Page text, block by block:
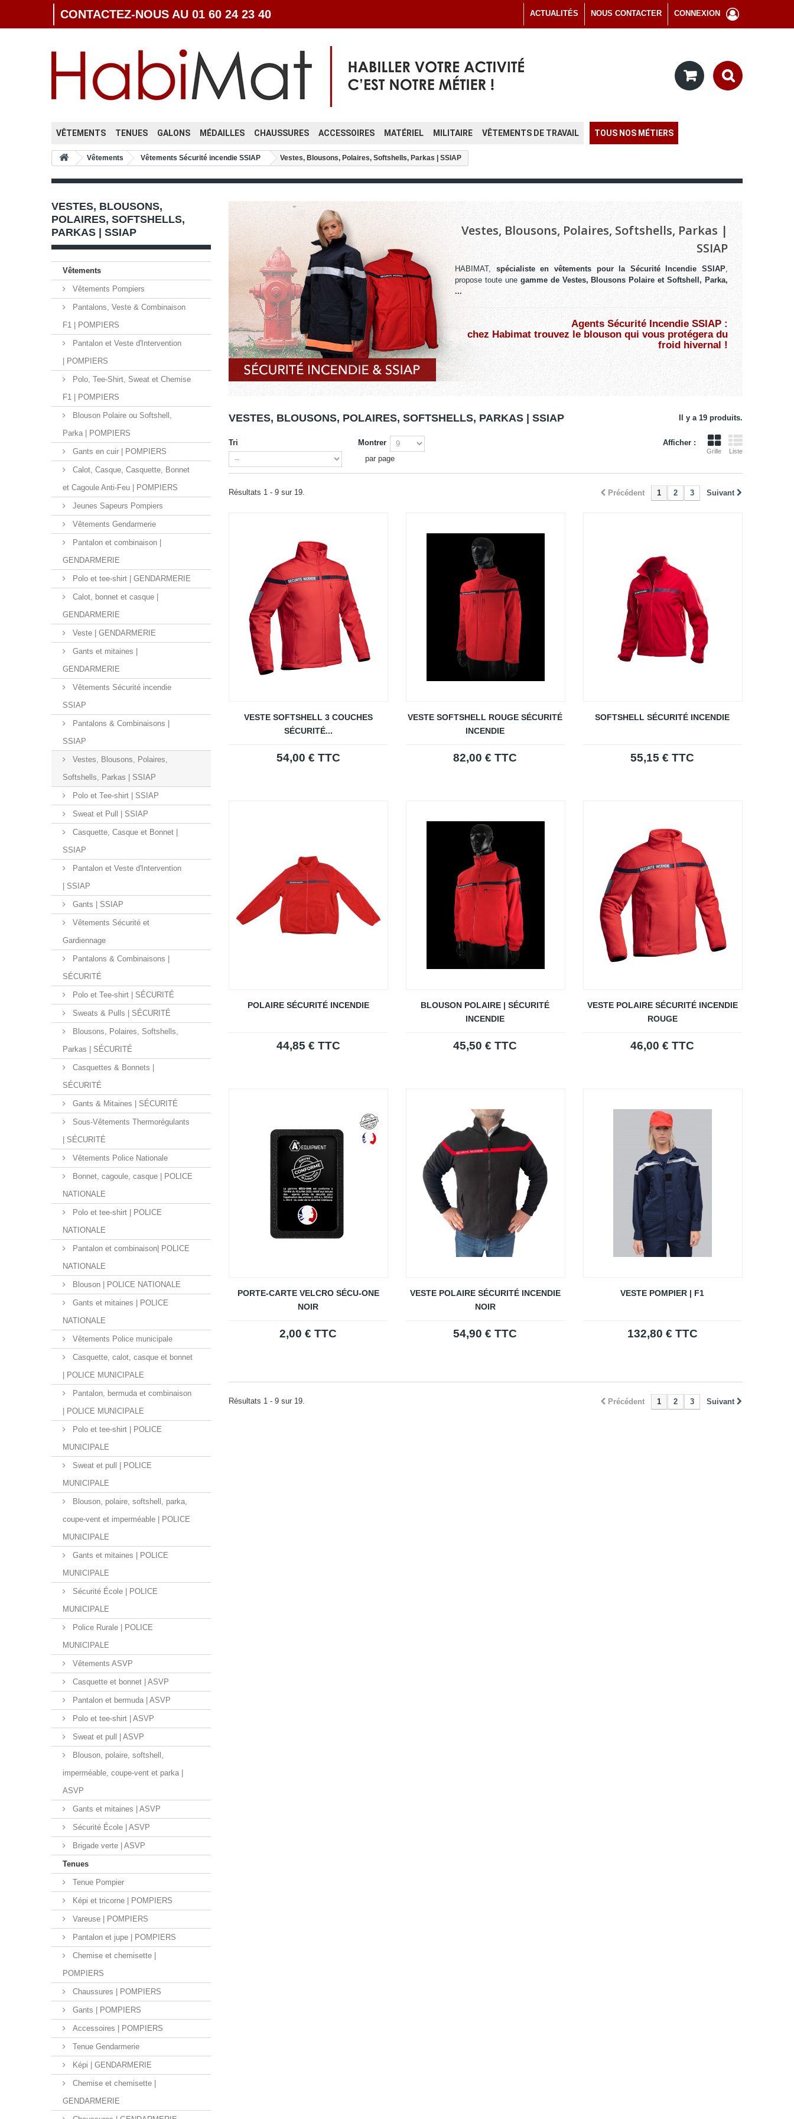
CONNEXION
NOUS CONTACTER
ACTUALITÉS
CONTACTEZ-NOUS AU 01 60 24 23 40
VÊTEMENTS TENUES GALONS MÉDAILLES CHAUSSURES ACCESSOIRES MATÉRIEL MILITAIRE VÊTEMENTS DE TRAVAIL TOUS NOS MÉTIERS
Vêtements Vêtements Sécurité incendie SSIAP Vestes, Blousons, Polaires, Softshells, Parkas | SSIAP
VESTES, BLOUSONS,
POLAIRES, SOFTSHELLS,
PARKAS | SSIAP
Vêtements
Vêtements Pompiers
Pantalons, Veste & Combinaison
F1 | POMPIERS
Pantalon et Veste d'Intervention
| POMPIERS
Polo, Tee-Shirt, Sweat et Chemise
F1 | POMPIERS
Blouson Polaire ou Softshell,
Parka | POMPIERS
Gants en cuir | POMPIERS
Calot, Casque, Casquette, Bonnet
et Cagoule Anti-Feu | POMPIERS
Jeunes Sapeurs Pompiers
Vêtements Gendarmerie
Pantalon et combinaison |
GENDARMERIE
Polo et tee-shirt | GENDARMERIE
Calot, bonnet et casque |
GENDARMERIE
Veste | GENDARMERIE
Gants et mitaines |
GENDARMERIE
Vêtements Sécurité incendie
SSIAP
Pantalons & Combinaisons |
SSIAP
Vestes, Blousons, Polaires,
Softshells, Parkas | SSIAP
Polo et Tee-shirt | SSIAP
Sweat et Pull | SSIAP
Casquette, Casque et Bonnet |
SSIAP
Pantalon et Veste d'Intervention
| SSIAP
Gants | SSIAP
Vêtements Sécurité et
Gardiennage
Pantalons & Combinaisons |
SÉCURITÉ
Polo et Tee-shirt | SÉCURITÉ
Sweats & Pulls | SÉCURITÉ
Blousons, Polaires, Softshells,
Parkas | SÉCURITÉ
Casquettes & Bonnets |
SÉCURITÉ
Gants & Mitaines | SÉCURITÉ
Sous-Vêtements Thermorégulants
| SÉCURITÉ
Vêtements Police Nationale
Bonnet, cagoule, casque | POLICE
NATIONALE
Polo et tee-shirt | POLICE
NATIONALE
Pantalon et combinaison| POLICE
NATIONALE
Blouson | POLICE NATIONALE
Gants et mitaines | POLICE
NATIONALE
Vêtements Police municipale
Casquette, calot, casque et bonnet
| POLICE MUNICIPALE
Pantalon, bermuda et combinaison
| POLICE MUNICIPALE
Polo et tee-shirt | POLICE
MUNICIPALE
Sweat et pull | POLICE
MUNICIPALE
Blouson, polaire, softshell, parka,
coupe-vent et imperméable | POLICE
MUNICIPALE
Gants et mitaines | POLICE
MUNICIPALE
Sécurité École | POLICE
MUNICIPALE
Police Rurale | POLICE
MUNICIPALE
Vêtements ASVP
Casquette et bonnet | ASVP
Pantalon et bermuda | ASVP
Polo et tee-shirt | ASVP
Sweat et pull | ASVP
Blouson, polaire, softshell,
imperméable, coupe-vent et parka |
ASVP
Gants et mitaines | ASVP
Sécurité École | ASVP
Brigade verte | ASVP
Tenues
Tenue Pompier
Képi et tricorne | POMPIERS
Vareuse | POMPIERS
Pantalon et jupe | POMPIERS
Chemise et chemisette |
POMPIERS
Chaussures | POMPIERS
Gants | POMPIERS
Accessoires | POMPIERS
Tenue Gendarmerie
Képi | GENDARMERIE
Chemise et chemisette |
GENDARMERIE
Vestes, Blousons, Polaires, Softshells, Parkas |
SSIAP
HABIMAT, spécialiste en vêtements pour la Sécurité Incendie SSIAP,
propose toute une gamme de Vestes, Blousons Polaire et Softshell, Parka,
...
Agents Sécurité Incendie SSIAP :
chez Habimat trouvez le blouson qui vous protégera du
froid hivernal !
VESTES, BLOUSONS, POLAIRES, SOFTSHELLS, PARKAS | SSIAP Il y a 19 produits.
Afficher :
Grille Liste
Tri
Montrer
par page
Précédent 1 2 3 Suivant
Résultats 1 - 9 sur 19.
VESTE SOFTSHELL 3 COUCHES
SÉCURITÉ...
54,00 € TTC
VESTE SOFTSHELL ROUGE SÉCURITÉ
INCENDIE
82,00 € TTC
SOFTSHELL SÉCURITÉ INCENDIE
55,15 € TTC
POLAIRE SÉCURITÉ INCENDIE
44,85 € TTC
BLOUSON POLAIRE | SÉCURITÉ
INCENDIE
45,50 € TTC
VESTE POLAIRE SÉCURITÉ INCENDIE
ROUGE
46,00 € TTC
PORTE-CARTE VELCRO SÉCU-ONE
NOIR
2,00 € TTC
VESTE POLAIRE SÉCURITÉ INCENDIE
NOIR
54,90 € TTC
VESTE POMPIER | F1
132,80 € TTC
Précédent 1 2 3 Suivant
Résultats 1 - 9 sur 19.